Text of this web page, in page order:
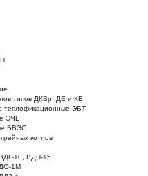
типов ДКВр, ДЕ и КЕ
теплофикационные ЭБТ
ЭЧБ
БВЭС
котлов
10, ВДП-15
ДО-1М